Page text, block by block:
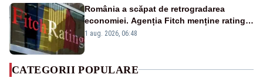
România a scăpat de retrogradarea
economiei. Agenția Fitch menține ratingul
„BBB-” cu perspectivă negativă
1 aug. 2026, 06:48
CATEGORII POPULARE